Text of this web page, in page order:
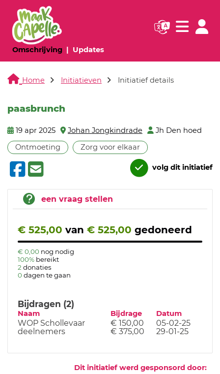
Omschrijving(huidige pagina)
Updates(huidige pagina)
Navigatie
Home Initiatieven Initiatief details
paasbrunch
19 apr 2025 Johan Jongkindrade
Jh Den hoed
Ontmoeting
Zorg voor elkaar
volg dit initiatief
een vraag stellen
€ 525,00 van € 525,00 gedoneerd
€ 0,00 nog nodig
100% bereikt
2 donaties
0 dagen te gaan
Bijdragen (2)
Naam Bijdrage Datum
WOP Schollevaar € 150,00
05-02-25
deelnemers
€ 375,00 29-01-25
Dit initiatief werd gesponsord door: